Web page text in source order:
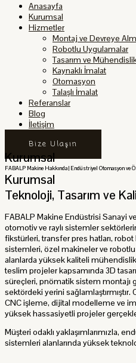
Anasayfa
Kurumsal
Hizmetler
Montaj ve Devreye
Robotlu Uygulamalar
Tasarım ve
Kaynaklı İmalat
Otomasyon
Talaşlı İmalat
Referanslar
Blog
İletişim
Bize Ulaşın
Kurumsal
FABALP Makine Hakkında | Endüstriyel Otomasyon ve
Kurumsal
Teknoloji, Tasarım ve
FABALP Makine Endüstrisi Sanayi
otomotiv ve raylı sistemler
fikstürleri, transfer pres hatları,
sistemleri, özel makineler ve
alanlarda yüksek kaliteli
teslim projeler kapsamında 3D
süreçleri, pnömatik sistem montajı
sektördeki yerini sağlamlaştırmıştır.
CNC işleme, dijital modelleme ve
yüksek hassasiyetli projeler
Müşteri odaklı yaklaşımlarımızla,
sistemleri alanlarında yüksek